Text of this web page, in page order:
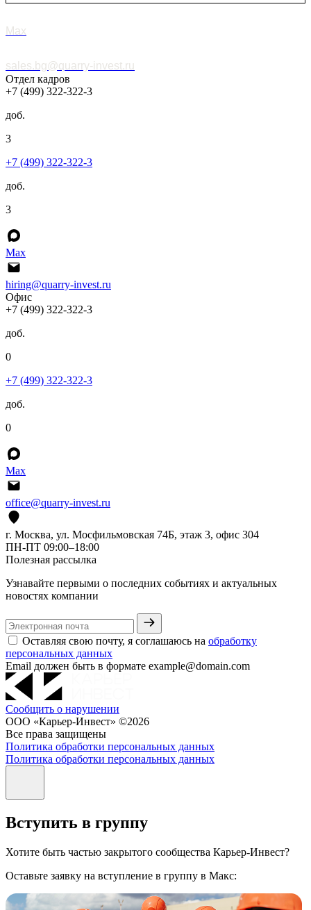
Max
sales.bg@quarry-invest.ru
Отдел кадров
+7 (499) 322-322-3
доб.
3
+7 (499) 322-322-3
доб.
3
Max
hiring@quarry-invest.ru
Офис
+7 (499) 322-322-3
доб.
0
+7 (499) 322-322-3
доб.
0
Max
office@quarry-invest.ru
г. Москва, ул. Мосфильмовская 74Б, этаж 3, офис 304
ПН-ПТ 09:00–18:00
Полезная рассылка
Узнавайте первыми о последних событиях и актуальных
новостях компании
Оставляя свою почту, я соглашаюсь на обработку
персональных данных
Email должен быть в формате example@domain.com
Сообщить о нарушении
ООО «Карьер-Инвест» ©2026
Все права защищены
Политика обработки персональных данных
Политика обработки персональных данных
Вступить в группу
Хотите быть частью закрытого сообщества Карьер-Инвест?
Оставьте заявку на вступление в группу в Макс: